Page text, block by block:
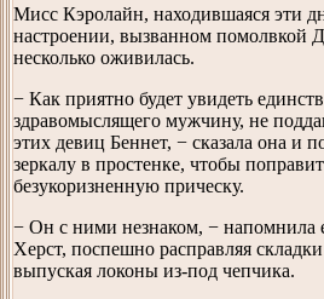
Мисс Кэролайн, находившаяся эти
настроении, вызванном помолвкой
несколько оживилась.
− Как приятно будет увидеть
здравомыслящего мужчину, не
этих девиц Беннет, − сказала она и
зеркалу в простенке, чтобы
безукоризненную прическу.
− Он с ними незнаком, − напомнила
Херст, поспешно расправляя
выпуская локоны из-под чепчика.